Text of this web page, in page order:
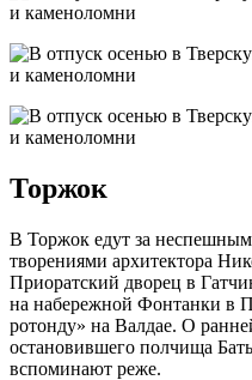
Торжок
В Торжок едут за
творениями архитектора
Приоратский дворец в
на набережной Фонтанки в
ротонду» на Валдае. О
остановившего полчища
вспоминают реже.